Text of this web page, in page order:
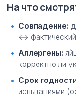
На что
Совпадение:
↔
Аллергены:
корректно ли
Срок
испытаниями